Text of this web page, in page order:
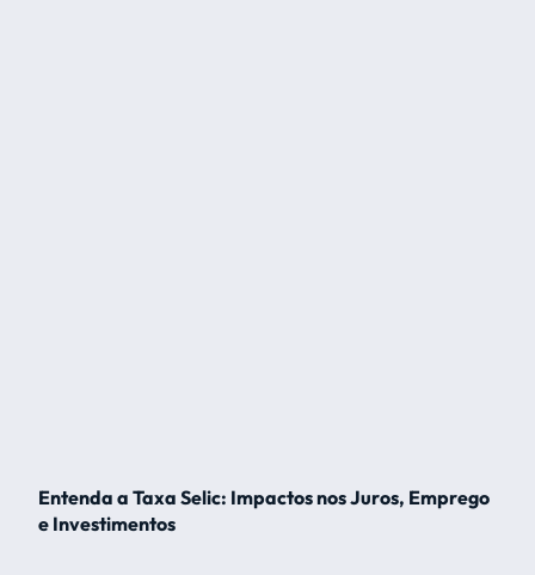
Entenda a Taxa Selic: Impactos nos Juros, Emprego
e Investimentos